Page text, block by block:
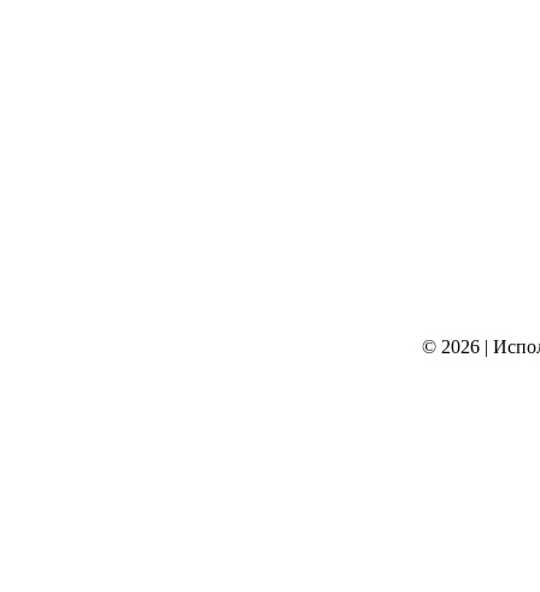
© 2026|